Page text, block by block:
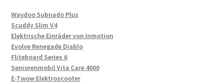
Waydoo Subnado Plus
Scuddy Slim V4
Elektrische Einräder von Inmotion
Evolve Renegade Diablo
Fliteboard Series 6
Seniorenmobil Vita Care 4000
E-Twow Elektroscooter